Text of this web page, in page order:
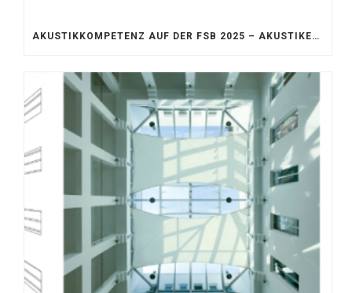
AKUSTIKKOMPETENZ AUF DER FSB 2025 – AKUSTIKELEMENTE FÜR DIE LEBENSRÄUME VON MORGEN